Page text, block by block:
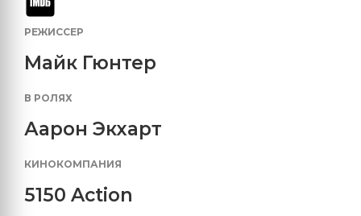
РЕЖИССЕР
Майк Гюнтер
В РОЛЯХ
Аарон Экхарт
КИНОКОМПАНИЯ
5150 Action